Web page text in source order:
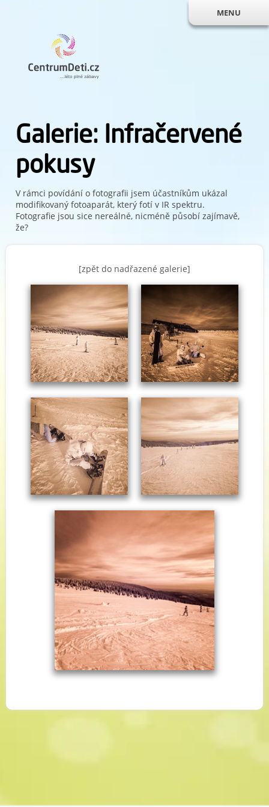
MENU
Galerie: Infračervené
pokusy
V rámci povídání o fotografii jsem účastníkům ukázal
modifikovaný fotoaparát, který fotí v IR spektru.
Fotografie jsou sice nereálné, nicméně působí zajímavě,
že?
[zpět do nadřazené galerie]